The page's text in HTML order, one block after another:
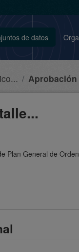
de datos
Plan General de